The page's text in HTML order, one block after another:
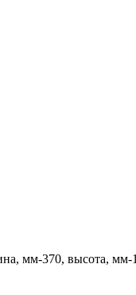
мм-370, высота,